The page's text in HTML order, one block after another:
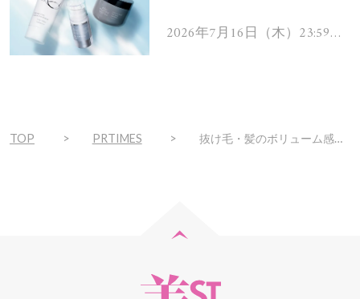
ムを13名様にプレゼン
2026年7月16日（木）23:59ま
TOP PRTIMES 抜け毛・髪のボリューム感が気になる方に 使うたび、髪を根元から太く長く育てる 『セグレタ 育毛スプレー ボリュームケア』新発売